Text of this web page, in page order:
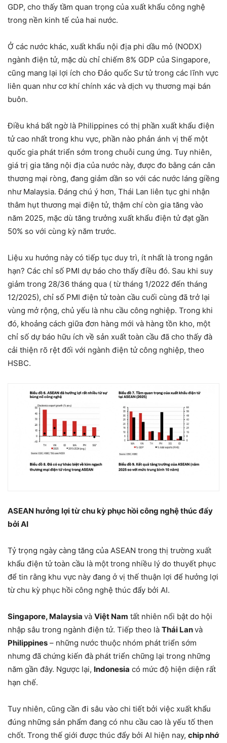
GDP, cho thấy tầm quan trọng của xuất khẩu công nghệ
trong nền kinh tế của hai nước.
Ở các nước khác, xuất khẩu nội địa phi dầu mỏ (NODX)
ngành điện tử, mặc dù chỉ chiếm 8% GDP của Singapore,
cũng mang lại lợi ích cho Đảo quốc Sư tử trong các lĩnh vực
liên quan như cơ khí chính xác và dịch vụ thương mại bán
buôn.
Điều khá bất ngờ là Philippines có thị phần xuất khẩu điện
tử cao nhất trong khu vực, phần nào phản ánh vị thế một
quốc gia phát triển sớm trong chuỗi cung ứng. Tuy nhiên,
giá trị gia tăng nội địa của nước này, được đo bằng cán cân
thương mại ròng, đang giảm dần so với các nước láng giềng
như Malaysia. Đáng chú ý hơn, Thái Lan liên tục ghi nhận
thâm hụt thương mại điện tử, thậm chí còn gia tăng vào
năm 2025, mặc dù tăng trưởng xuất khẩu điện tử đạt gần
50% so với cùng kỳ năm trước.
Liệu xu hướng này có tiếp tục duy trì, ít nhất là trong ngắn
hạn? Các chỉ số PMI dự báo cho thấy điều đó. Sau khi suy
giảm trong 28/36 tháng qua ( từ tháng 1/2022 đến tháng
12/2025), chỉ số PMI điện tử toàn cầu cuối cùng đã trở lại
vùng mở rộng, chủ yếu là nhu cầu công nghiệp. Trong khi
đó, khoảng cách giữa đơn hàng mới và hàng tồn kho, một
chỉ số dự báo hữu ích về sản xuất toàn cầu đã cho thấy đà
cải thiện rõ rệt đối với ngành điện tử công nghiệp, theo
HSBC.
ASEAN hưởng lợi từ chu kỳ phục hồi công nghệ thúc đẩy
bởi AI
Tỷ trọng ngày càng tăng của ASEAN trong thị trường xuất
khẩu điện tử toàn cầu là một trong nhiều lý do thuyết phục
để tin rằng khu vực này đang ở vị thế thuận lợi để hưởng lợi
từ chu kỳ phục hồi công nghệ thúc đẩy bởi AI.
Singapore, Malaysia và Việt Nam tất nhiên nổi bật do hội
nhập sâu trong ngành điện tử. Tiếp theo là Thái Lanvà
Philippines – những nước thuộc nhóm phát triển sớm
nhưng đã chứng kiến đà phát triển chững lại trong những
năm gần đây. Ngược lại, Indonesia có mức độ hiện diện rất
hạn chế.
Tuy nhiên, cũng cần đi sâu vào chi tiết bởi việc xuất khẩu
đúng những sản phẩm đang có nhu cầu cao là yếu tố then
chốt. Trong thế giới được thúc đẩy bởi AI hiện nay, chip nhớ